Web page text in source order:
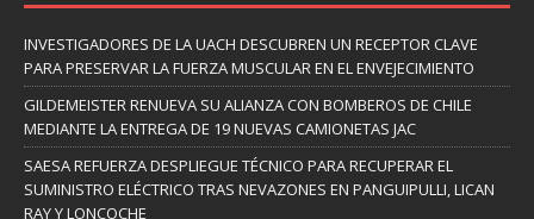
INVESTIGADORES DE LA UACH DESCUBREN UN RECEPTOR CLAVE
PARA PRESERVAR LA FUERZA MUSCULAR EN EL ENVEJECIMIENTO
GILDEMEISTER RENUEVA SU ALIANZA CON BOMBEROS DE CHILE
MEDIANTE LA ENTREGA DE 19 NUEVAS CAMIONETAS JAC
SAESA REFUERZA DESPLIEGUE TÉCNICO PARA RECUPERAR EL
SUMINISTRO ELÉCTRICO TRAS NEVAZONES EN PANGUIPULLI, LICAN
RAY Y LONCOCHE